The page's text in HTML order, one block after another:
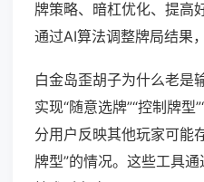
牌策略、暗杠优化、提高
通过AI算法调整牌局结果
白金岛歪胡子为什么老是
实现“随意选牌”“控制牌型
分用户反映其他玩家可能
牌型”的情况。这些工具